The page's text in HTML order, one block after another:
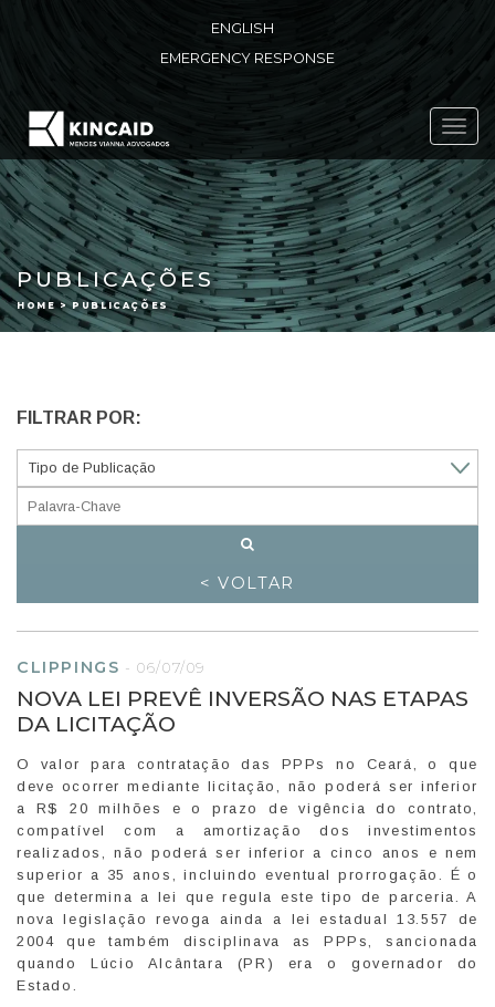
ENGLISH
EMERGENCY RESPONSE
PUBLICAÇÕES
HOME > PUBLICAÇÕES
FILTRAR POR:
< VOLTAR
CLIPPINGS -06/07/09
NOVA LEI PREVÊ INVERSÃO NAS ETAPAS
DA LICITAÇÃO
O valor para contratação das PPPs no Ceará, o que
deve ocorrer mediante licitação, não poderá ser inferior
a R$ 20 milhões e o prazo de vigência do contrato,
compatível com a amortização dos investimentos
realizados, não poderá ser inferior a cinco anos e nem
superior a 35 anos, incluindo eventual prorrogação. É o
que determina a lei que regula este tipo de parceria. A
nova legislação revoga ainda a lei estadual 13.557 de
2004 que também disciplinava as PPPs, sancionada
quando Lúcio Alcântara (PR) era o governador do
Estado.